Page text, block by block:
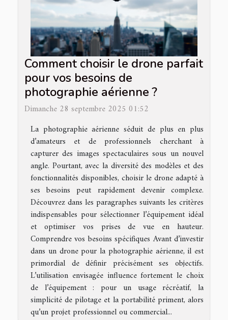
Comment choisir le drone parfait
pour vos besoins de
photographie aérienne ?
Dimanche 28 septembre 2025 01:52
La photographie aérienne séduit de plus en plus
d’amateurs et de professionnels cherchant à
capturer des images spectaculaires sous un nouvel
angle. Pourtant, avec la diversité des modèles et des
fonctionnalités disponibles, choisir le drone adapté à
ses besoins peut rapidement devenir complexe.
Découvrez dans les paragraphes suivants les critères
indispensables pour sélectionner l’équipement idéal
et optimiser vos prises de vue en hauteur.
Comprendre vos besoins spécifiques Avant d’investir
dans un drone pour la photographie aérienne, il est
primordial de définir précisément ses objectifs.
L’utilisation envisagée influence fortement le choix
de l’équipement : pour un usage récréatif, la
simplicité de pilotage et la portabilité priment, alors
qu’un projet professionnel ou commercial...